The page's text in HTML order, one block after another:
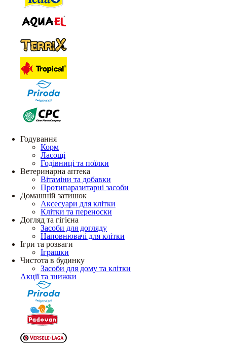
Годування
Корм
Ласощі
Годівниці та поїлки
Ветеринарна аптека
Вітаміни та добавки
Протипаразитарні засоби
Домашній затишок
Аксесуари для клітки
Клітки та переноски
Догляд та гігієна
Засоби для догляду
Наповнювачі для клітки
Ігри та розваги
Іграшки
Чистота в будинку
Засоби для дому та клітки
Акції та знижки